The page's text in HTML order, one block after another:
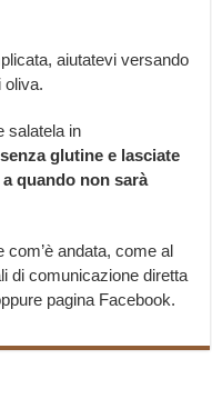
aiutatevi versando
oliva.
salatela in
glutine e lasciate
quando non sarà
andata, come al
di comunicazione diretta
pagina Facebook.